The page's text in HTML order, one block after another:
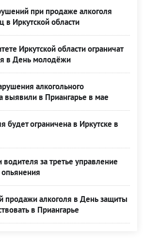
при продаже алкоголя
в Иркутской области
Иркутской области ограничат
в День молодёжи
алкогольного
выявили в Приангарье в мае
будет ограничена в Иркутске в
водителя за третье управление
опьянения
продажи алкоголя в День защиты
в Приангарье